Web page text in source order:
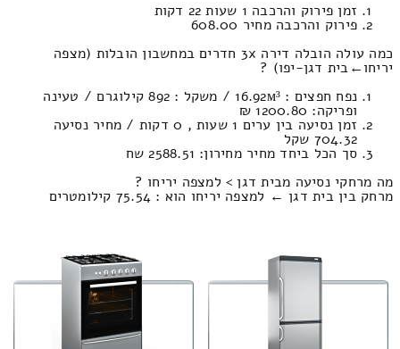
זמן פירוק והרכבה 1 שעות 22 דקות
פירוק והרכבה מחיר 608.00
כמה עולה הובלה דירה 3x חדרים במחשבון הובלות (מצפה
יריחו‎←‏בית דגן-יפו) ?
נפח חפצים : 16.92м³ / משקל : 892 קילוגרם / טעינה
ופריקה: 1200.80 ₪
זמן נסיעה בין ערים 1 שעות , 0 דקות / מחיר נסיעה
704.32 שקל
סך הכל ביחד מחיר מחירון: 2588.51 שח
מה מרחקי נסיעה מבית דגן > למצפה יריחו ?
מרחק בין בית דגן ← למצפה יריחו הוא : 75.54 קילומטרים